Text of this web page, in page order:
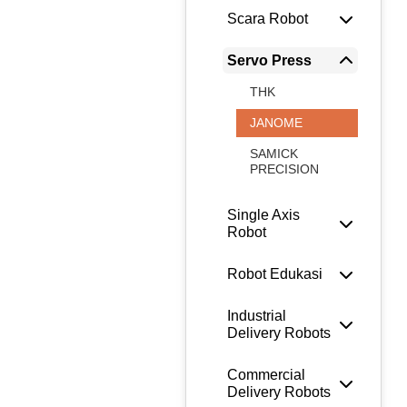
Scara Robot
Servo Press
THK
JANOME
SAMICK
PRECISION
Single Axis
Robot
Robot Edukasi
Industrial
Delivery Robots
Commercial
Delivery Robots